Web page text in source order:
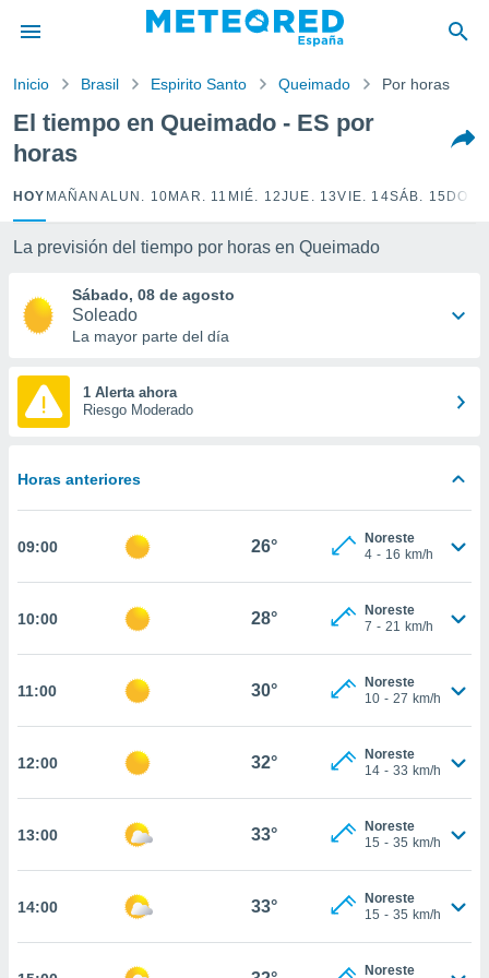
por
para
la
calidad.
a este
las
y
forma
basada
permite
seguir
coste.
botón
a la
todas
nos
y análisis
como
y
en
Inicio Brasil Espirito Santo Queimado Por horas
El tiempo en Queimado - ES por
horas
HOY MAÑANA LUN. 10 MAR. 11 MIÉ. 12JUE. 13VIE. 14SÁB. 15
La previsión del tiempo por horas en Queimado
Sábado, 08 de agosto
Soleado
La mayor parte del día
1 Alerta ahora
Riesgo Moderado
Horas anteriores
09:00 26°
Noreste
4 - 16 km/h
10:00 28°
Noreste
7 - 21 km/h
11:00 30°
Noreste
10 - 27 km/h
12:00 32°
Noreste
14 - 33 km/h
13:00 33°
Noreste
15 - 35 km/h
14:00 33°
Noreste
15 - 35 km/h
Noreste